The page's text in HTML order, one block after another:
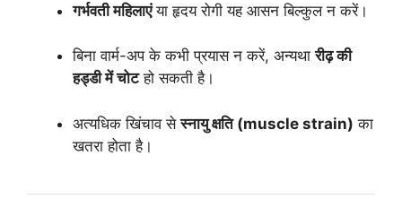
गर्भवती महिलाएंया हृदय रोगी यह आसन बिल्कुल न करें।
बिना वार्म-अप के कभी प्रयास न करें, अन्यथारीढ़ की
हड्डी में चोटहो सकती है।
अत्यधिक खिंचाव सेस्नायु क्षति (muscle strain) का
खतरा होता है।